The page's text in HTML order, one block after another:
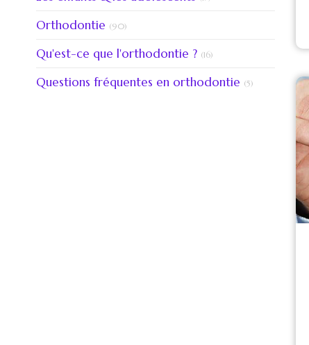
Orthodontie (90)
Qu'est-ce que l'orthodontie ? (16)
Questions fréquentes en orthodontie (5) Articles Count